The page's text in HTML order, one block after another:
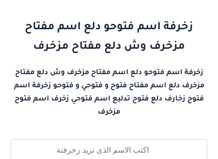
زخرفة اسم فتوحو دلع اسم مفتاح
مزخرف وش دلع مفتاح مزخرف
زخرفة اسم فتوحو دلع اسم مفتاح مزخرف وش دلع مفتاح
مزخرف دلع اسم مفتاح فتوح و فتوحي و فتوحو زخرفة اسم
فتوح زخارف دلع فتوح تدليع اسم فتوحي زخرف اسم فتوح
مزخرف